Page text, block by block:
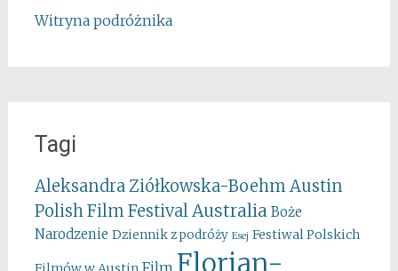
Witryna podróżnika
Tagi
Aleksandra Ziółkowska-Boehm Austin
Polish Film FestivalAustralia Boże
Narodzenie Dziennik z podróży Esej Festiwal Polskich
Film Florian-